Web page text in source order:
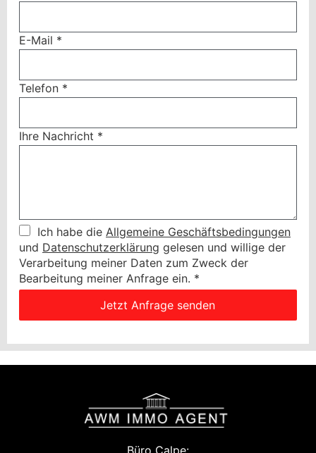
E-Mail *
Telefon *
Ihre Nachricht *
Ich habe die Allgemeine Geschäftsbedingungen
und Datenschutzerklärung gelesen und willige der
Verarbeitung meiner Daten zum Zweck der
Bearbeitung meiner Anfrage ein. *
Jetzt Anfrage senden
Büro Calpe: